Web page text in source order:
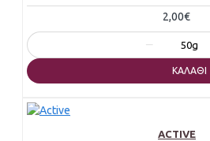
2,00€
− 50g
ΚΑΛΆΘΙ
ACTIVE